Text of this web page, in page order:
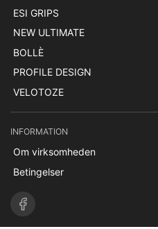
ESI GRIPS
NEW ULTIMATE
BOLLÈ
PROFILE DESIGN
VELOTOZE
INFORMATION
Om virksomheden
Betingelser